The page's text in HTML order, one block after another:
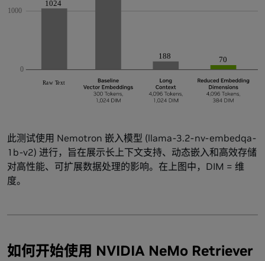
此测试使用 Nemotron 嵌入模型 (llama-3.2-nv-embedqa-
1b-v2) 进行，旨在展示长上下文支持、动态嵌入和高效存储
对高性能、可扩展数据处理的影响。在上图中，DIM = 维
度。
如何开始使用 NVIDIA NeMo Retriever